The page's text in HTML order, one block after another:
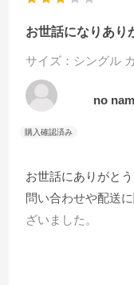
お世話になりあり
サイズ：シングル
no
お世話にありがとう
問い合わせや配送
ざいました。
１つだけ残念に思